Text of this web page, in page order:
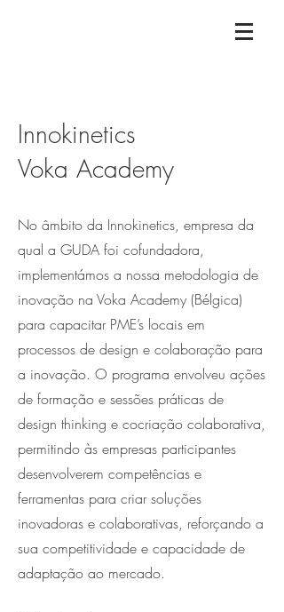
Innokinetics
Voka Academy
No âmbito da Innokinetics, empresa da
qual a GUDA foi cofundadora,
implementámos a nossa metodologia de
inovação na Voka Academy (Bélgica)
para capacitar PME’s locais em
processos de design e colaboração para
a inovação. O programa envolveu ações
de formação e sessões práticas de
design thinking e cocriação colaborativa,
permitindo às empresas participantes
desenvolverem competências e
ferramentas para criar soluções
inovadoras e colaborativas, reforçando a
sua competitividade e capacidade de
adaptação ao mercado.